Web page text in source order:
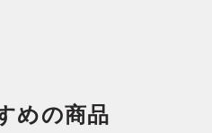
めの商品